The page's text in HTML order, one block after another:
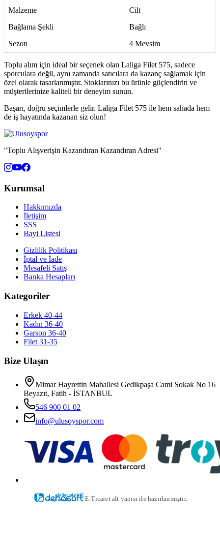
Malzeme
Cilt
Bağlama Şekli
Bağlı
Sezon
4 Mevsim
Toplu alım için ideal bir seçenek olan Laliga Filet 575, sadece
sporculara değil, aynı zamanda satıcılara da kazanç sağlamak için
özel olarak tasarlanmıştır. Stoklarınızı bu ürünle güçlendirin ve
müşterilerinize kaliteli bir deneyim sunun.
Başarı, doğru seçimlerle gelir. Laliga Filet 575 ile hem sahada hem
de iş hayatında kazanan siz olun!
"Toplu Alışverişin Kazandıran Kazandıran Adresi"
Kurumsal
Hakkımızda
İletişim
SSS
Bayi Listesi
Gizlilik Politikası
İptal ve İade
Mesafeli Satış
Banka Hesapları
Kategoriler
Erkek 40-44
Kadın 36-40
Garson 36-40
Filet 31-35
Bize Ulaşın
Mimar Hayrettin Mahallesi Gedikpaşa Cami Sokak No 16
Beyazıt, Fatih - İSTANBUL
546 900 01 02
info@ulusoyspor.com
E-Ticaret alt yapısı ile hazırlanmıştır.